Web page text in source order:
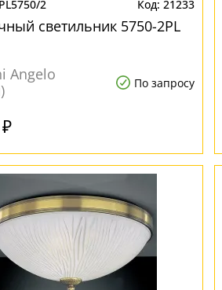
PL5750/2 21233
светильник 5750-2PL
Angelo
По запросу